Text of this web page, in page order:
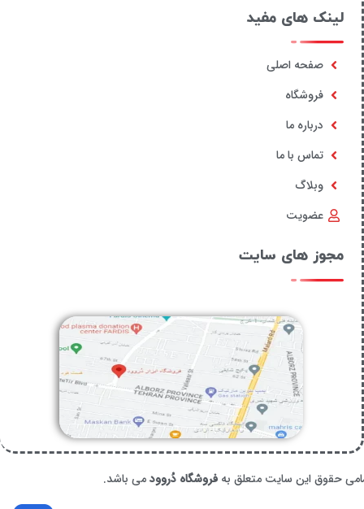
لینک های مفید
صفحه اصلی
فروشگاه
درباره ما
تماس با ما
وبلاگ
عضویت
مجوز های سایت
حقوق این سایت متعلق به فروشگاه دُروودمی باشد.